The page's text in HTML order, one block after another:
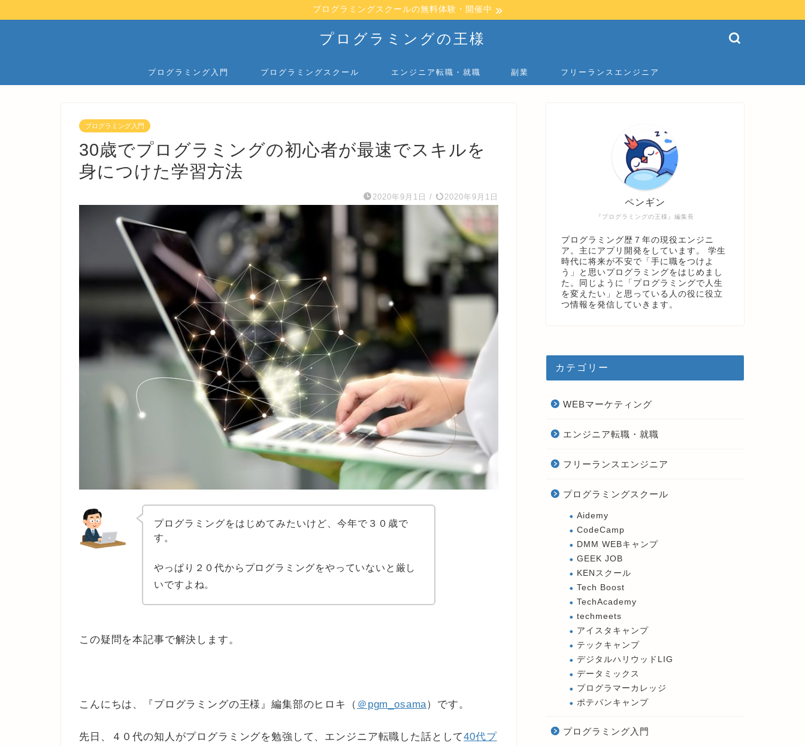
プログラミングスクールの無料体験・開催中
プログラミングの王様
プログラミング入門 プログラミングスクール エンジニア転職・就職 副業 フリーランスエンジニア
プログラミング入門
30歳でプログラミングの初心者が最速でスキルを
身につけた学習方法
2020年9月1日 / 2020年9月1日
プログラミングをはじめてみたいけど、今年で３０歳で
す。
やっぱり２０代からプログラミングをやっていないと厳し
いですよね。
この疑問を本記事で解決します。
こんにちは、『プログラミングの王様』編集部のヒロキ（ ＠pgm_osama）です。
先日、４０代の知人がプログラミングを勉強して、エンジニア転職した話として40代プ
『プログラミングの王様』編集長
ペンギン
プログラミング歴７年の現役エンジニ
ア。主にアプリ開発をしています。 学生
時代に将来が不安で「手に職をつけよ
う」と思いプログラミングをはじめまし
た。同じように「プログラミングで人生
を変えたい」と思っている人の役に役立
つ情報を発信していきます。
カテゴリー
WEBマーケティング
エンジニア転職・就職
フリーランスエンジニア
プログラミングスクール
Aidemy
CodeCamp
DMM WEBキャンプ
GEEK JOB
KENスクール
Tech Boost
TechAcademy
techmeets
アイスタキャンプ
テックキャンプ
デジタルハリウッドLIG
データミックス
プログラマーカレッジ
ポテパンキャンプ
プログラミング入門